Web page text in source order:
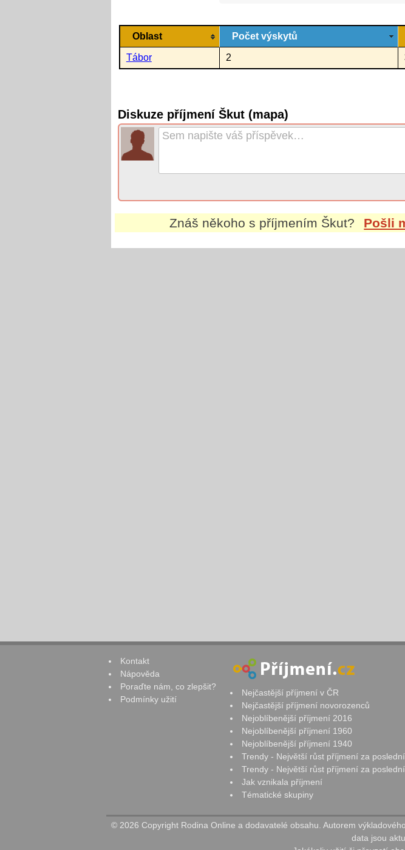
Oblast Počet výskytů
Tábor 2
Diskuze příjmení Škut (mapa)
Znáš někoho s příjmením Škut? Pošli
Kontakt
Nápověda
Poraďte nám, co zlepšit?
Podmínky užití
Nejčastější příjmení v ČR
Nejčastější příjmení novorozenců
Nejoblíbenější příjmení 2016
Nejoblíbenější příjmení 1960
Nejoblíbenější příjmení 1940
Trendy - Největší růst příjmení za
Trendy - Největší růst příjmení za
Jak vznikala příjmení
Tématické skupiny
© 2026 Copyright Rodina Online a dodavatelé obsahu. Autorem
data jsou